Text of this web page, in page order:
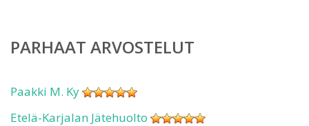
PARHAAT ARVOSTELUT
Paakki M. Ky
Etelä-Karjalan Jätehuolto